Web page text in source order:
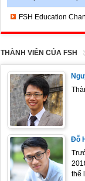
FSH Education
THÀNH VIÊN CỦA FSH
Đỗ
thể